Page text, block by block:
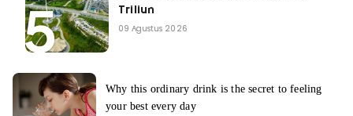
Triliun
09 Agustus 2026